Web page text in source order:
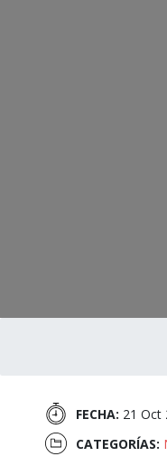
FECHA: 21 Oct
CATEGORÍAS: